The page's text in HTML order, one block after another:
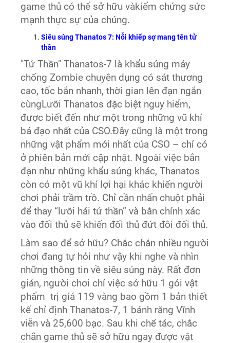
game thủ có thể sở hữu vàkiểm chứng sức
mạnh thực sự của chúng.
Siêu súng Thanatos 7: Nỗi khiếp sợ mang tên tử
thần
"Tử Thần" Thanatos-7 là khẩu súng máy
chống Zombie chuyên dụng có sát thương
cao, tốc bắn nhanh, thời gian lên đạn ngắn
cùngLưỡi Thanatos đặc biệt nguy hiểm,
được biết đến như một trong những vũ khí
bá đạo nhất của CSO.Đây cũng là một trong
những vật phẩm mới nhất của CSO – chỉ có
ở phiên bản mới cập nhật. Ngoài việc bắn
đạn như những khẩu súng khác, Thanatos
còn có một vũ khí lợi hại khác khiến người
chơi phải trầm trồ. Chỉ cần nhấn chuột phải
để thay “lưỡi hái tử thần” và bắn chính xác
vào đối thủ sẽ khiến đối thủ đứt đôi đối thủ.
Làm sao để sở hữu? Chắc chắn nhiều người
chơi đang tự hỏi như vậy khi nghe và nhìn
những thông tin về siêu súng này. Rất đơn
giản, người chơi chỉ việc sở hữu 1 gói vật
phẩm trị giá 119 vàng bao gồm 1 bản thiết
kế chỉ định Thanatos-7, 1 bánh răng Vĩnh
viễn và 25,600 bạc. Sau khi chế tác, chắc
chắn game thủ sẽ sở hữu ngay được vật